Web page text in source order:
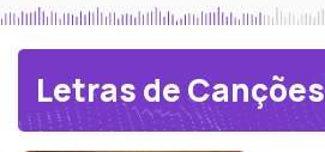
Letras de Canções